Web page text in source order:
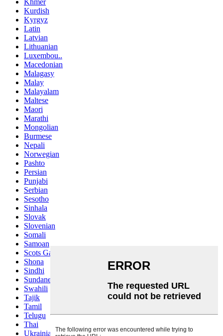
Khmer
Kurdish
Kyrgyz
Latin
Latvian
Lithuanian
Luxembou..
Macedonian
Malagasy
Malay
Malayalam
Maltese
Maori
Marathi
Mongolian
Burmese
Nepali
Norwegian
Pashto
Persian
Punjabi
Serbian
Sesotho
Sinhala
Slovak
Slovenian
Somali
Samoan
Scots Gaelic
Shona
Sindhi
Sundanese
Swahili
Tajik
Tamil
Telugu
Thai
Ukrainian